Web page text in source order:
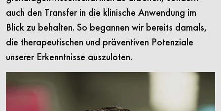
auch den Transfer in die klinische Anwendung im
Blick zu behalten. So begannen wir bereits damals,
die therapeutischen und präventiven Potenziale
unserer Erkenntnisse auszuloten.